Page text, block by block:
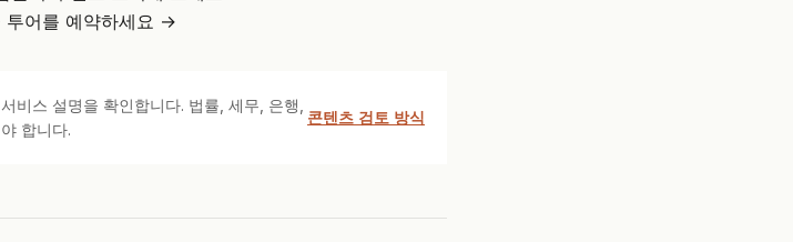
투어를 예약하세요 →
비스 설명을 확인합니다. 법률, 세무, 은행,
합니다.
콘텐츠 검토 방식